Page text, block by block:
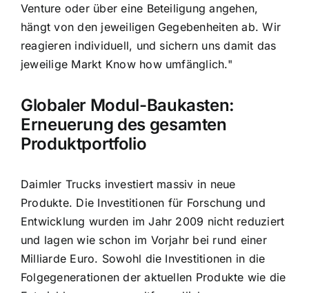
Venture oder über eine Beteiligung angehen,
hängt von den jeweiligen Gegebenheiten ab. Wir
reagieren individuell, und sichern uns damit das
jeweilige Markt Know how umfänglich."
Globaler Modul-Baukasten:
Erneuerung des gesamten
Produktportfolio
Daimler Trucks investiert massiv in neue
Produkte. Die Investitionen für Forschung und
Entwicklung wurden im Jahr 2009 nicht reduziert
und lagen wie schon im Vorjahr bei rund einer
Milliarde Euro. Sowohl die Investitionen in die
Folgegenerationen der aktuellen Produkte wie die